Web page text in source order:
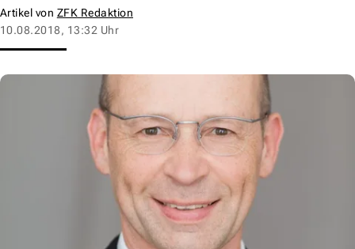
Artikel von ZFK Redaktion
10.08.2018, 13:32 Uhr